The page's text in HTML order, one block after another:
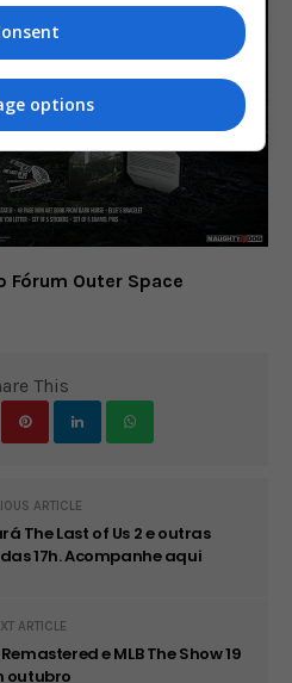
Outer Space
This
ARTICLE
The Last of Us 2 e outras
17h. Acompanhe aqui
ARTICLE
e MLB The Show 19
outubro
options